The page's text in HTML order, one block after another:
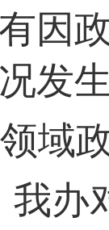
因
发
域
我办